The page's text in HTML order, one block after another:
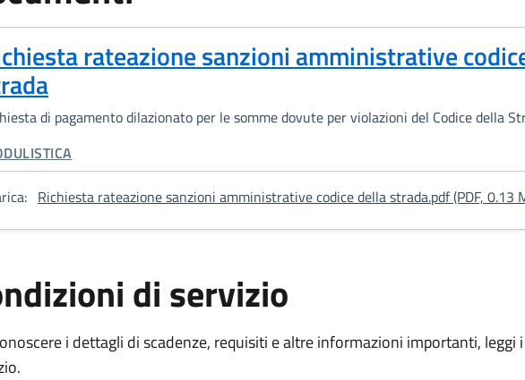
rateazione sanzioni amministrative
di pagamento dilazionato per le somme dovute per violazioni del Codice della
CORRELATA:
Richiesta rateazione sanzioni amministrative codice della strada.pdf (PDF, 0.13
di servizio
i dettagli di scadenze, requisiti e altre informazioni importanti, leggi